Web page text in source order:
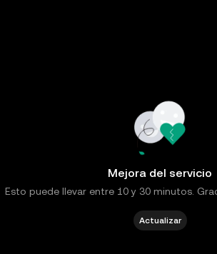
Mejora del servicio
Esto puede llevar entre 10 y 30 minutos.
Actualizar